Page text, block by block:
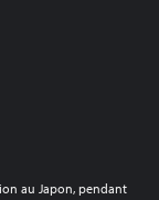
au Japon, pendant